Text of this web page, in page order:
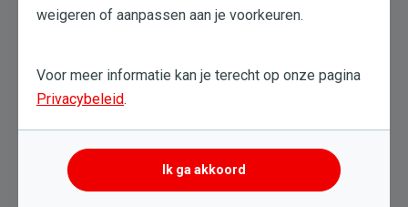
Onze analyses
Vijf goede redenen om voor een
elektrische fiets te kiezen
Meer lezen
weigeren of aanpassen aan je voorkeuren.
Voor meer informatie kan je terecht op onze pagina
Privacybeleid.
Ik ga akkoord